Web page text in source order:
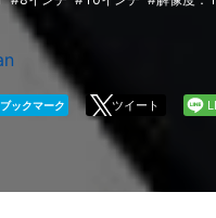
ブックマーク ツイート